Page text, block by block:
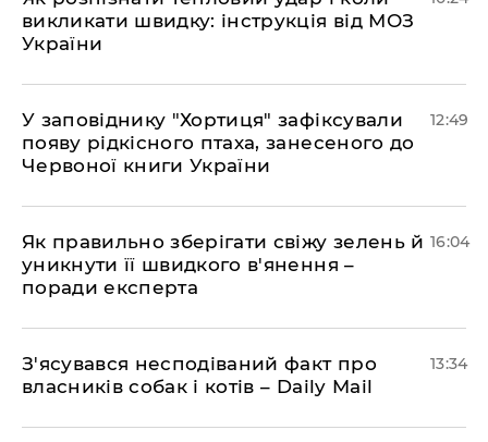
викликати швидку: інструкція від МОЗ
України
У заповіднику "Хортиця" зафіксували
появу рідкісного птаха, занесеного до
Червоної книги України
12:49
Як правильно зберігати свіжу зелень й
уникнути її швидкого в'янення –
поради експерта
16:04
З'ясувався несподіваний факт про
власників собак і котів – Daily Mail
13:34